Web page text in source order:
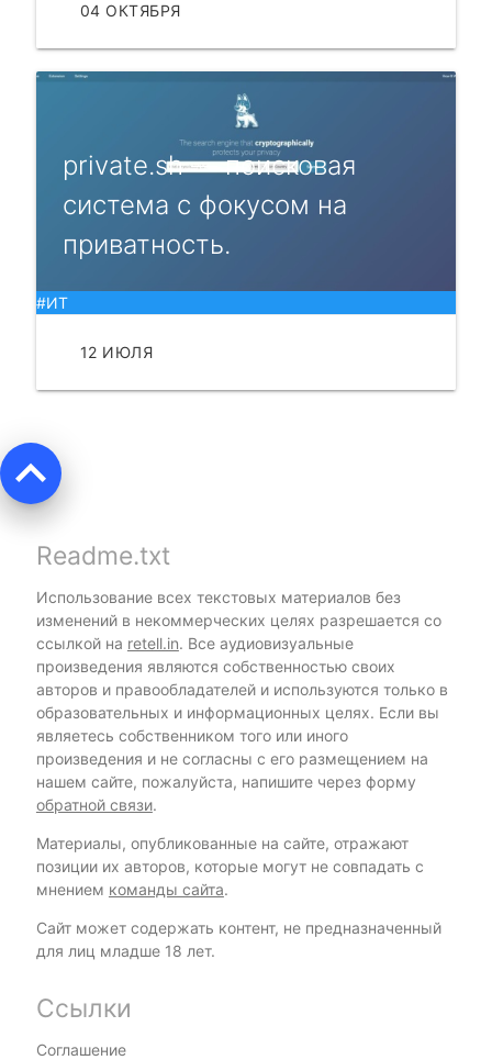
04 ОКТЯБРЯ
private.sh — поисковая
система с фокусом на
приватность.
#ИТ
12 ИЮЛЯ
keyboard_arrow_up
Readme.txt
Использование всех текстовых материалов без
изменений в некоммерческих целях разрешается со
ссылкой на retell.in. Все аудиовизуальные
произведения являются собственностью своих
авторов и правообладателей и используются только в
образовательных и информационных целях. Если вы
являетесь собственником того или иного
произведения и не согласны с его размещением на
нашем сайте, пожалуйста, напишите через форму
обратной связи.
Материалы, опубликованные на сайте, отражают
позиции их авторов, которые могут не совпадать с
мнением команды сайта.
Сайт может содержать контент, не предназначенный
для лиц младше 18 лет.
Ссылки
Соглашение